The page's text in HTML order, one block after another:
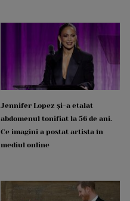
Jennifer Lopez și-a etalat
abdomenul tonifiat la 56 de ani.
Ce imagini a postat artista în
mediul online